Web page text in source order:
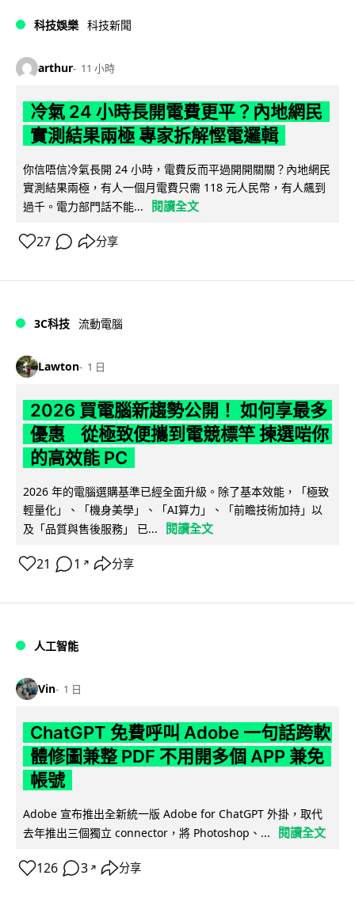
科技娛樂 科技新聞
arthur 11 小時
冷氣 24 小時長開電費更平？內地網民
實測結果兩極 專家拆解慳電邏輯
你信唔信冷氣長開 24 小時，電費反而平過開開關關？內地網民
實測結果兩極，有人一個月電費只需 118 元人民幣，有人飆到
過千。電力部門話不能...
閱讀全文
27 分享
3C科技 流動電腦
Lawton 1 日
2026 買電腦新趨勢公開！ 如何享最多
優惠 從極致便攜到電競標竿 揀選啱你
的高效能 PC
2026 年的電腦選購基準已經全面升級。除了基本效能，「極致
輕量化」、「機身美學」、「AI算力」、「前瞻技術加持」以
及「品質與售後服務」 已...
閱讀全文
21 1 ↗ 分享
人工智能
Vin 1 日
ChatGPT 免費呼叫 Adobe 一句話跨軟
體修圖兼整 PDF 不用開多個 APP 兼免
帳號
Adobe 宣布推出全新統一版 Adobe for ChatGPT 外掛，取代
去年推出三個獨立 connector，將 Photoshop、...
閱讀全文
126 3 ↗ 分享